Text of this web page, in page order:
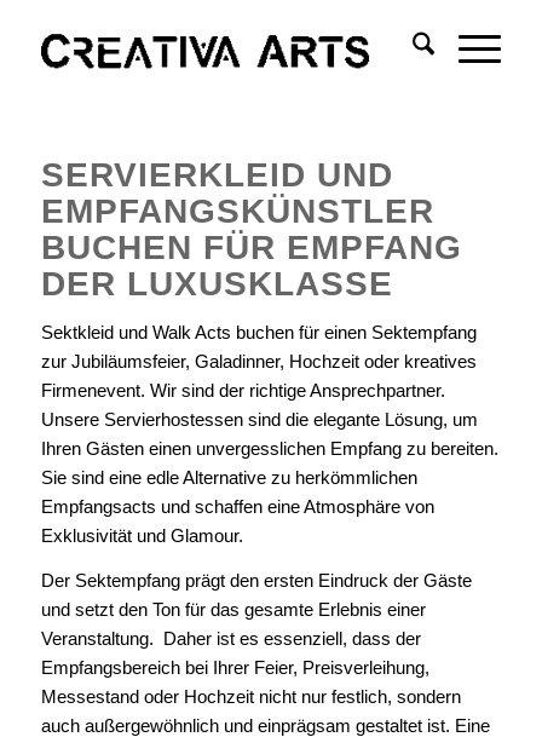
SERVIERKLEID UND
EMPFANGSKÜNSTLER
BUCHEN FÜR EMPFANG
DER LUXUSKLASSE
Sektkleid und Walk Acts buchen für einen Sektempfang
zur Jubiläumsfeier, Galadinner, Hochzeit oder kreatives
Firmenevent. Wir sind der richtige Ansprechpartner.
Unsere Servierhostessen sind die elegante Lösung, um
Ihren Gästen einen unvergesslichen Empfang zu bereiten.
Sie sind eine edle Alternative zu herkömmlichen
Empfangsacts und schaffen eine Atmosphäre von
Exklusivität und Glamour.
Der Sektempfang prägt den ersten Eindruck der Gäste
und setzt den Ton für das gesamte Erlebnis einer
Veranstaltung. Daher ist es essenziell, dass der
Empfangsbereich bei Ihrer Feier, Preisverleihung,
Messestand oder Hochzeit nicht nur festlich, sondern
auch außergewöhnlich und einprägsam gestaltet ist. Eine